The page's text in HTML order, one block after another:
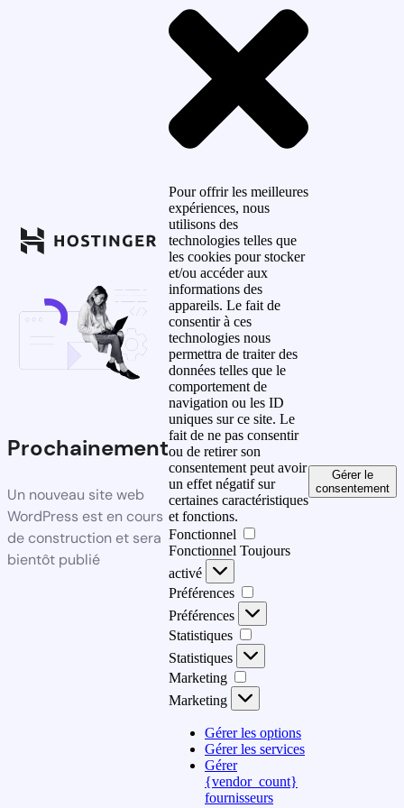
Prochainement
Un nouveau site web
WordPress est en cours
de construction et sera
bientôt publié
Pour offrir les meilleures
expériences, nous
utilisons des
technologies telles que
les cookies pour stocker
et/ou accéder aux
informations des
appareils. Le fait de
consentir à ces
technologies nous
permettra de traiter des
données telles que le
comportement de
navigation ou les ID
uniques sur ce site. Le
fait de ne pas consentir
ou de retirer son
consentement peut avoir
un effet négatif sur
certaines caractéristiques
et fonctions.
Fonctionnel
Fonctionnel Toujours
activé
Préférences
Préférences
Statistiques
Statistiques
Marketing
Marketing
Gérer les options
Gérer les services
Gérer
{vendor_count}
fournisseurs
Gérer le
consentement